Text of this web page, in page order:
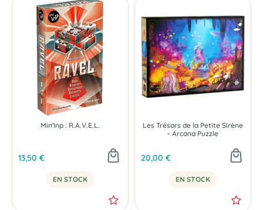
Min'Inp : R.A.V.E.L.
13,50 €
EN STOCK
Les Trésors de la Petite Sirène
- Arcana Puzzle
20,00 €
EN STOCK